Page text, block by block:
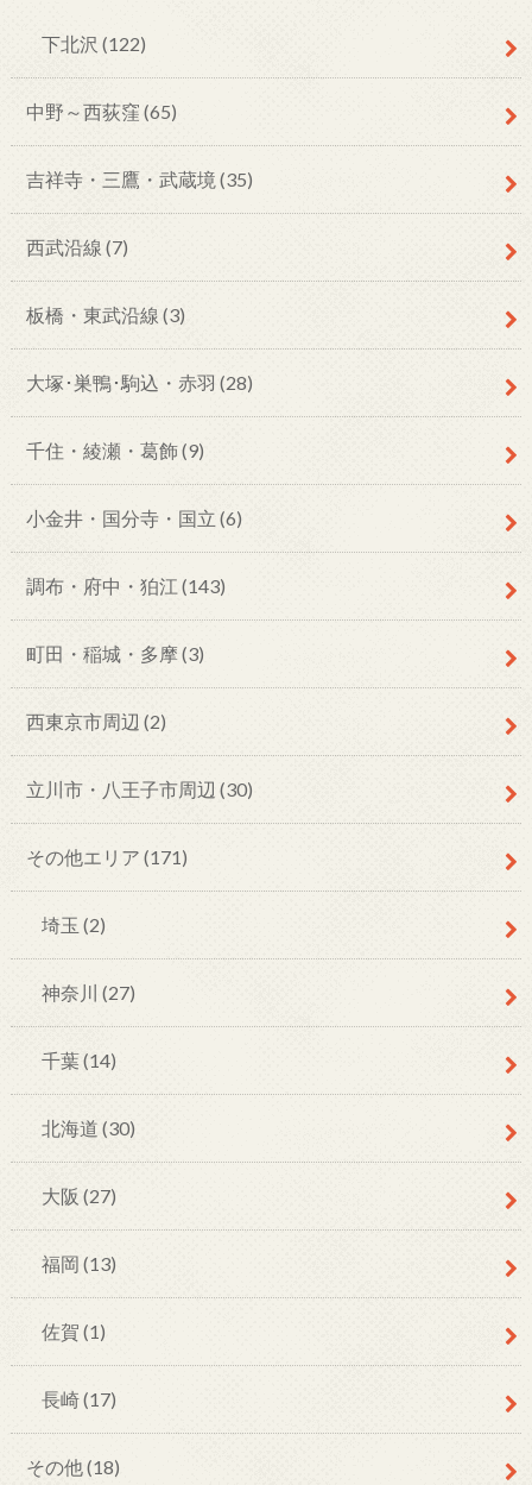
下北沢 (122)
中野～西荻窪 (65)
吉祥寺・三鷹・武蔵境 (35)
西武沿線 (7)
板橋・東武沿線 (3)
大塚･巣鴨･駒込・赤羽 (28)
千住・綾瀬・葛飾(9)
小金井・国分寺・国立 (6)
調布・府中・狛江 (143)
町田・稲城・多摩(3)
西東京市周辺 (2)
立川市・八王子市周辺 (30)
その他エリア (171)
埼玉 (2)
神奈川 (27)
千葉(14)
北海道 (30)
大阪 (27)
福岡 (13)
佐賀 (1)
長崎(17)
その他(18)